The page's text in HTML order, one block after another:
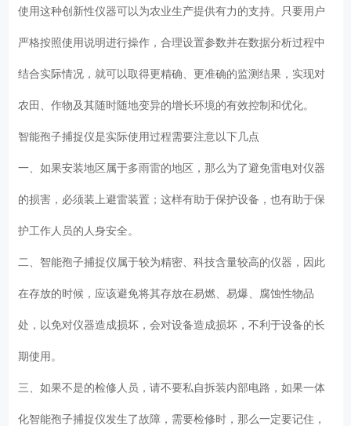
使用这种创新性仪器可以为农业生产提供有力的支持。只要用户
严格按照使用说明进行操作，合理设置参数并在数据分析过程中
结合实际情况，就可以取得更精确、更准确的监测结果，实现对
农田、作物及其随时随地变异的增长环境的有效控制和优化。
智能孢子捕捉仪是实际使用过程需要注意以下几点
一、如果安装地区属于多雨雷的地区，那么为了避免雷电对仪器
的损害，必须装上避雷装置；这样有助于保护设备，也有助于保
护工作人员的人身安全。
二、智能孢子捕捉仪属于较为精密、科技含量较高的仪器，因此
在存放的时候，应该避免将其存放在易燃、易爆、腐蚀性物品
处，以免对仪器造成损坏，会对设备造成损坏，不利于设备的长
期使用。
三、如果不是的检修人员，请不要私自拆装内部电路，如果一体
化智能孢子捕捉仪发生了故障，需要检修时，那么一定要记住，